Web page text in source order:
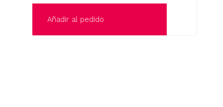
Añadir al pedido